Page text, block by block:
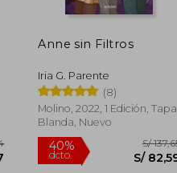
Anne sin Filtros
Iria G. Parente
(8)
Molino, 2022, 1 Edición, Tapa
Blanda, Nuevo